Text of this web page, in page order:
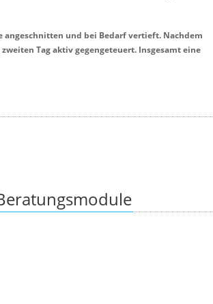
und bei Bedarf vertieft. Nachdem
Tag aktiv gegengeteuert. Insgesamt eine